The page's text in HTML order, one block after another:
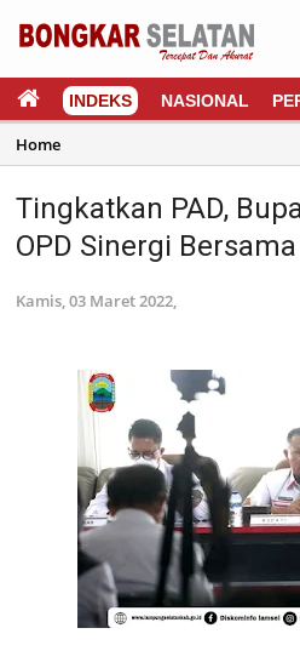
INDEKS NASIONAL
Home
Tingkatkan PAD,
OPD Sinergi
Kamis, 03 Maret 2022,